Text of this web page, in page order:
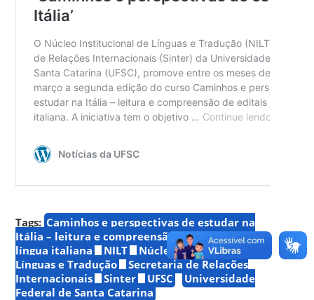
Tags: Caminhos e perspectivas de estudar na
Itália – leitura e compreensão de editais em
língua italiana
NILT
Núcleo Institucional de
Línguas e Tradução
Secretaria de Relações
Internacionais
Sinter UFSC
Universidade
Federal de Santa Catarina